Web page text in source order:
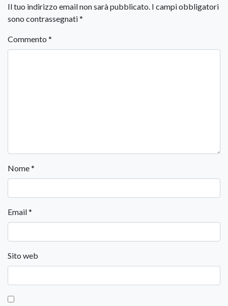
Il tuo indirizzo email non sarà pubblicato. I campi obbligatori
sono contrassegnati*
Commento *
Nome*
Email*
Sito web